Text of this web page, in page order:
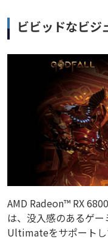
ビビッドなビジ
AMD Radeon™ RX
は、没入感のあるゲ
Ultimateをサポートし